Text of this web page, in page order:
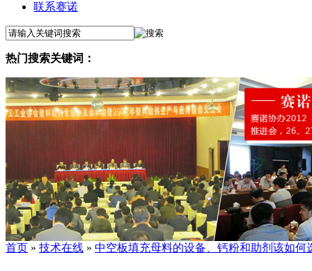
联系赛诺
热门搜索关键词：
首页 » 技术在线 » 中空板填充母料的设备、钙粉和助剂该如何